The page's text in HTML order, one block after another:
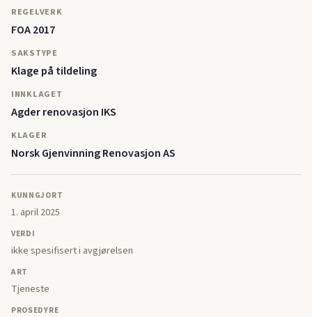
REGELVERK
FOA 2017
SAKSTYPE
Klage på tildeling
INNKLAGET
Agder renovasjon IKS
KLAGER
Norsk Gjenvinning Renovasjon AS
KUNNGJORT
1. april 2025
VERDI
ikke spesifisert i avgjørelsen
ART
Tjeneste
PROSEDYRE